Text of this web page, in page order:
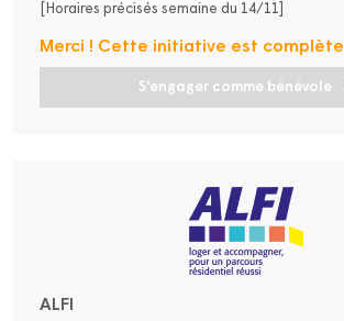
[Horaires précisés semaine du 14/11]
S'engager comme bénévole
Merci ! Cette initiative est complète
ALFI